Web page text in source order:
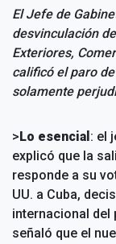
El Jefe de
desvinculación
Exteriores,
calificó el paro
solamente
>Lo esencial : el
explicó que la
responde a su
UU. a Cuba,
internacional del
señaló que el